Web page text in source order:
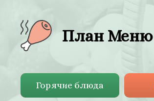
План Меню
Горячие блюда